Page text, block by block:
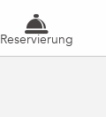
Reservierung